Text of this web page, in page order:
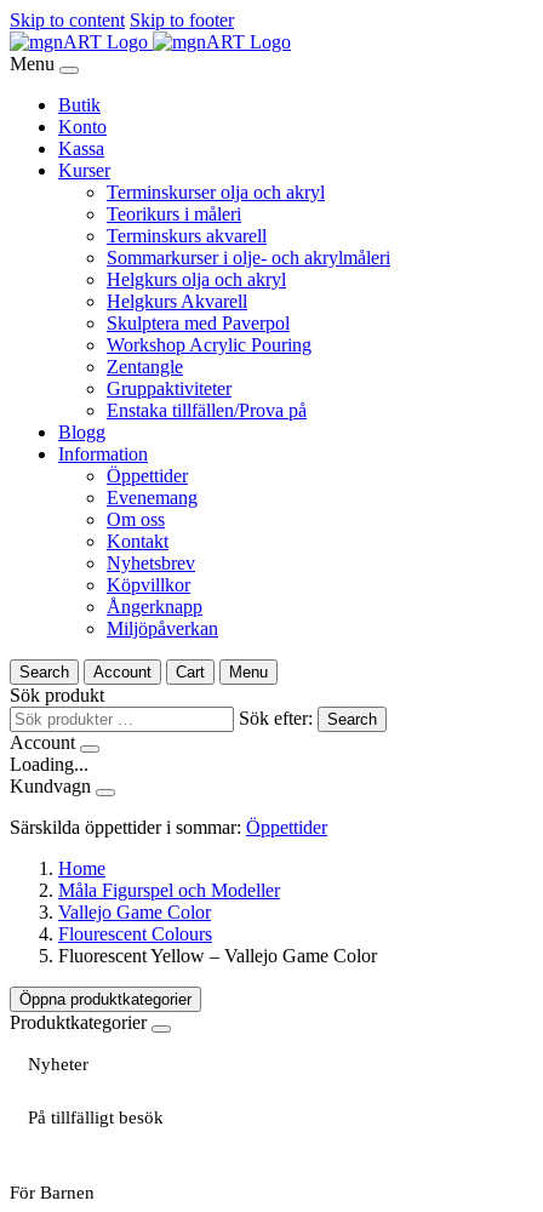
Skip to content Skip to footer
Menu
Butik
Konto
Kassa
Kurser
Terminskurser olja och akryl
Teorikurs i måleri
Terminskurs akvarell
Sommarkurser i olje- och akrylmåleri
Helgkurs olja och akryl
Helgkurs Akvarell
Skulptera med Paverpol
Workshop Acrylic Pouring
Zentangle
Gruppaktiviteter
Enstaka tillfällen/Prova på
Blogg
Information
Öppettider
Evenemang
Om oss
Kontakt
Nyhetsbrev
Köpvillkor
Ångerknapp
Miljöpåverkan
Search Account Cart Menu
Sök produkt
Sök efter:
Search
Account
Loading...
Kundvagn
Särskilda öppettider i sommar: Öppettider
Home
Måla Figurspel och Modeller
Vallejo Game Color
Flourescent Colours
Fluorescent Yellow – Vallejo Game Color
Öppna produktkategorier
Produktkategorier
Nyheter
På tillfälligt besök
För Barnen